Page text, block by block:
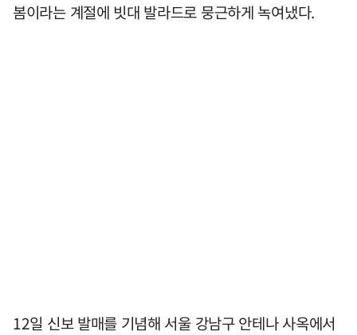
봄이라는 계절에 빗대 발라드로 뭉근하게 녹여냈다.
12일 신보 발매를 기념해 서울 강남구 안테나 사옥에서